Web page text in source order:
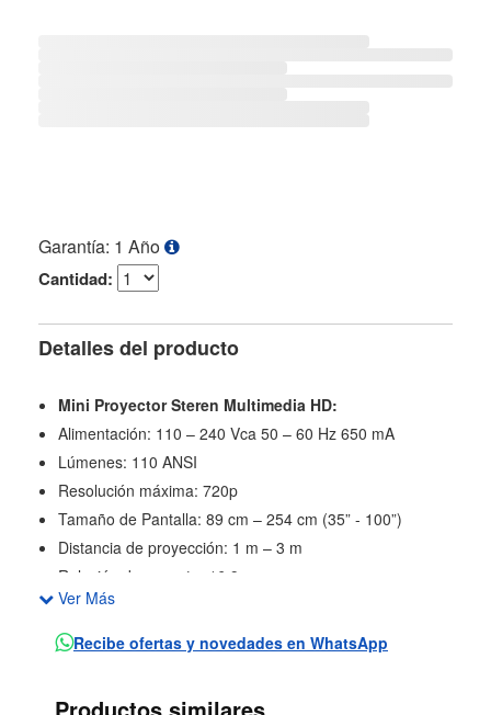
Garantía: 1 Año
Cantidad:
Detalles del producto
Mini Proyector Steren Multimedia HD:
Alimentación: 110 – 240 Vca 50 – 60 Hz 650 mA
Lúmenes: 110 ANSI
Resolución máxima: 720p
Tamaño de Pantalla: 89 cm – 254 cm (35” - 100”)
Distancia de proyección: 1 m – 3 m
Relación de aspecto: 16:9
Potencia de bocina: 3 W x 1
Capacidad máxima soportada en memoria USB: 128 GB
Ver Más
Recibe ofertas y novedades en WhatsApp